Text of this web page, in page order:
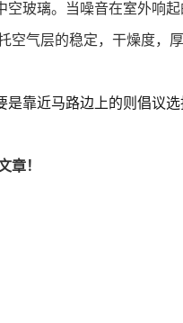
玻璃。当噪音在室外响
空气层的稳定，干燥度，
靠近马路边上的则倡议选
章！